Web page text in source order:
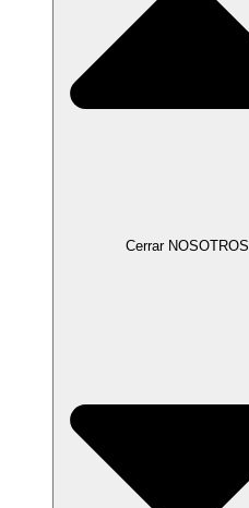
Cerrar NOSOTROS